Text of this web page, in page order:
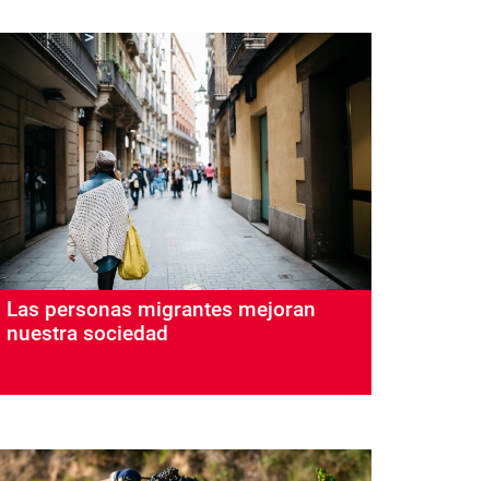
Las personas migrantes mejoran
nuestra sociedad